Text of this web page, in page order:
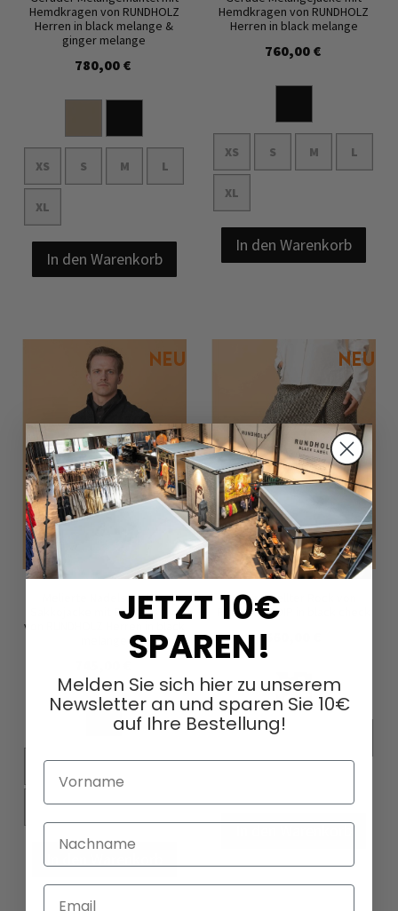
Hemdkragen von RUNDHOLZ
Herren in black melange &
ginger melange
780,00 €
XS S M L
XL
In den Warenkorb
Hemdkragen von RUNDHOLZ
Herren in black melange
760,00 €
XS S M L
XL
In den Warenkorb
Melierte Nadelstreifen-
Sakkojacke mit Brusttasche
von RUNDHOLZ Herren in black
XS S M L
XL
Ausgestellter Rock von
RUNDHOLZ DIP in black check
660,00 €
S
In den Warenkorb
JETZT 10€
SPAREN!
Melden Sie sich hier zu unserem
Newsletter an und sparen Sie 10€
auf Ihre Bestellung!
Vorname
Nachname
Email